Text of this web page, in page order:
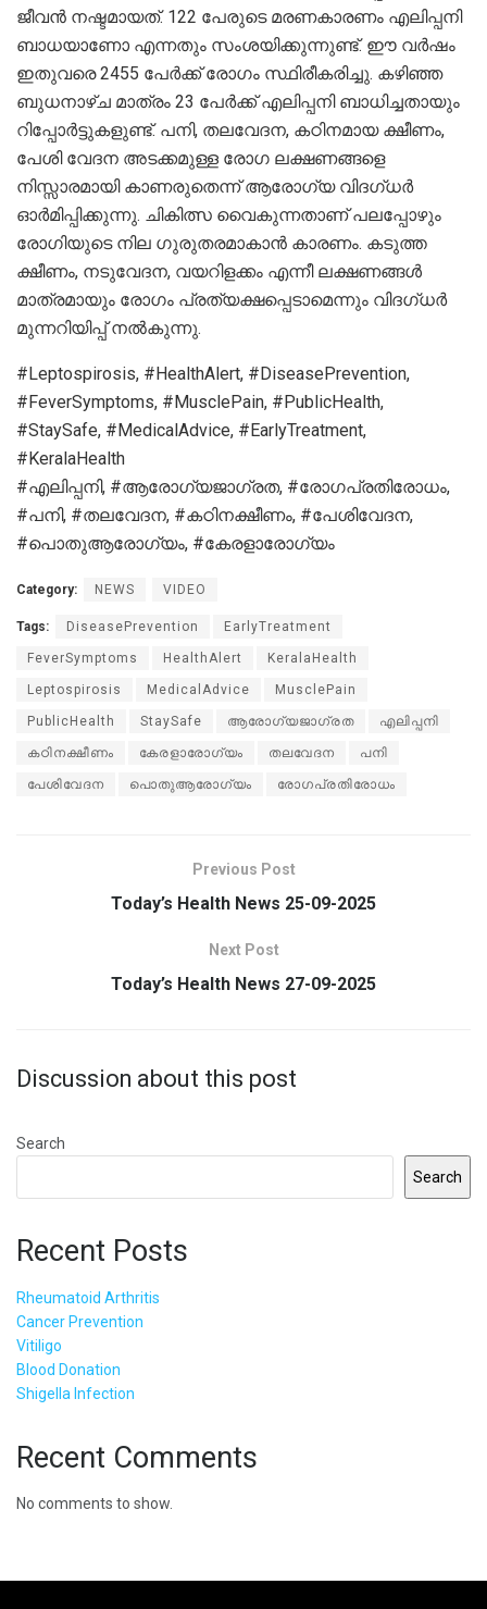
ജീവൻ നഷ്ടമായത്. 122 പേരുടെ മരണകാരണം എലിപ്പനി
ബാധയാണോ എന്നതും സംശയിക്കുന്നുണ്ട്. ഈ വർഷം
ഇതുവരെ 2455 പേർക്ക് രോഗം സ്ഥിരീകരിച്ചു. കഴിഞ്ഞ
ബുധനാഴ്ച മാത്രം 23 പേർക്ക് എലിപ്പനി ബാധിച്ചതായും
റിപ്പോർട്ടുകളുണ്ട്. പനി, തലവേദന, കഠിനമായ ക്ഷീണം,
പേശി വേദന അടക്കമുള്ള രോഗ ലക്ഷണങ്ങളെ
നിസ്സാരമായി കാണരുതെന്ന് ആരോഗ്യ വിദഗ്ധർ
ഓർമിപ്പിക്കുന്നു. ചികിത്സ വൈകുന്നതാണ് പലപ്പോഴും
രോഗിയുടെ നില ഗുരുതരമാകാൻ കാരണം. കടുത്ത
ക്ഷീണം, നടുവേദന, വയറിളക്കം എന്നീ ലക്ഷണങ്ങൾ
മാത്രമായും രോഗം പ്രത്യക്ഷപ്പെടാമെന്നും വിദഗ്ധർ
മുന്നറിയിപ്പ് നൽകുന്നു.
#Leptospirosis, #HealthAlert, #DiseasePrevention,
#FeverSymptoms, #MusclePain, #PublicHealth,
#StaySafe, #MedicalAdvice, #EarlyTreatment,
#KeralaHealth
#എലിപ്പനി, #ആരോഗ്യജാഗ്രത, #രോഗപ്രതിരോധം,
#പനി, #തലവേദന, #കഠിനക്ഷീണം, #പേശിവേദന,
#പൊതുആരോഗ്യം, #കേരളാരോഗ്യം
Category: NEWS VIDEO
Tags: DiseasePrevention EarlyTreatment
FeverSymptoms HealthAlert KeralaHealth
Leptospirosis MedicalAdvice MusclePain
PublicHealth StaySafe ആരോഗ്യജാഗ്രത എലിപ്പനി
കഠിനക്ഷീണം കേരളാരോഗ്യം തലവേദന പനി
പേശിവേദന പൊതുആരോഗ്യം രോഗപ്രതിരോധം
Previous Post
Today’s Health News 25-09-2025
Next Post
Today’s Health News 27-09-2025
Discussion about this post
Search
Search
Recent Posts
Rheumatoid Arthritis
Cancer Prevention
Vitiligo
Blood Donation
Shigella Infection
Recent Comments
No comments to show.